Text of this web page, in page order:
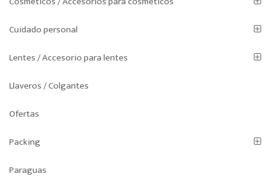
Cuidado personal
Lentes / Accesorio para lentes
Llaveros / Colgantes
Ofertas
Packing
Paraguas